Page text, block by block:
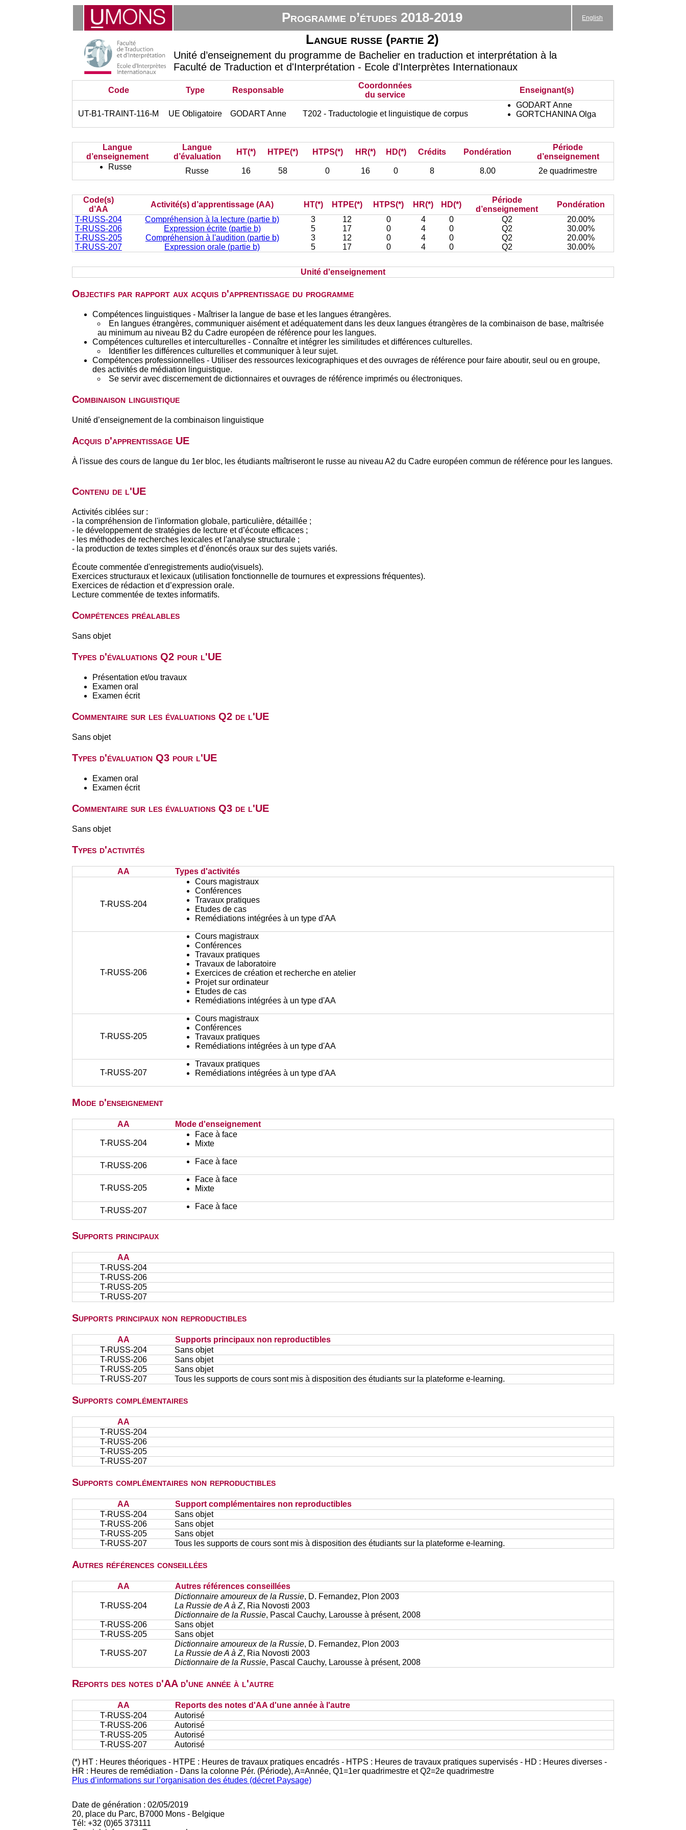
Programme d’études 2018-2019 English
Langue russe (partie 2)
Unité d’enseignement du programme de Bachelier en traduction et interprétation à la
Faculté de Traduction et d'Interprétation - Ecole d'Interprètes Internationaux
Code Type Responsable
Coordonnées
du service
Enseignant(s)
UT-B1-TRAINT-116-M UE Obligatoire GODART Anne T202 - Traductologie et linguistique de corpus
GODART Anne
GORTCHANINA Olga
Langue
d’enseignement
Langue
d’évaluation
HT(*) HTPE(*) HTPS(*) HR(*) HD(*) Crédits Pondération
Période
d’enseignement
Russe
Russe 16 58 0 16 0 8 8.00 2e quadrimestre
Code(s)
d’AA
Activité(s) d’apprentissage (AA) HT(*) HTPE(*) HTPS(*) HR(*) HD(*)
Période
d’enseignement
Pondération
T-RUSS-204
Compréhension à la lecture (partie b) 3 12 0 4 0 Q2
20.00%
T-RUSS-206
Expression écrite (partie b) 5 17 0 4 0 Q2
30.00%
T-RUSS-205
Compréhension à l'audition (partie b) 3 12 0 4 0 Q2
20.00%
T-RUSS-207
Expression orale (partie b) 5 17 0 4 0 Q2 30.00%
Unité d'enseignement
Objectifs par rapport aux acquis d'apprentissage du programme
Compétences linguistiques - Maîtriser la langue de base et les langues étrangères.
En langues étrangères, communiquer aisément et adéquatement dans les deux langues étrangères de la combinaison de base, maîtrisée
au minimum au niveau B2 du Cadre européen de référence pour les langues.
Compétences culturelles et interculturelles - Connaître et intégrer les similitudes et différences culturelles.
Identifier les différences culturelles et communiquer à leur sujet.
Compétences professionnelles - Utiliser des ressources lexicographiques et des ouvrages de référence pour faire aboutir, seul ou en groupe,
des activités de médiation linguistique.
Se servir avec discernement de dictionnaires et ouvrages de référence imprimés ou électroniques.
Combinaison linguistique
Unité d’enseignement de la combinaison linguistique
Acquis d'apprentissage UE
À l'issue des cours de langue du 1er bloc, les étudiants maîtriseront le russe au niveau A2 du Cadre européen commun de référence pour les langues.
Contenu de l'UE
Activités ciblées sur :
- la compréhension de l'information globale, particulière, détaillée ;
- le développement de stratégies de lecture et d’écoute efficaces ;
- les méthodes de recherches lexicales et l'analyse structurale ;
- la production de textes simples et d’énoncés oraux sur des sujets variés.
Écoute commentée d'enregistrements audio(visuels).
Exercices structuraux et lexicaux (utilisation fonctionnelle de tournures et expressions fréquentes).
Exercices de rédaction et d’expression orale.
Lecture commentée de textes informatifs.
Compétences préalables
Sans objet
Types d'évaluations Q2 pour l'UE
Présentation et/ou travaux
Examen oral
Examen écrit
Commentaire sur les évaluations Q2 de l'UE
Sans objet
Types d'évaluation Q3 pour l'UE
Examen oral
Examen écrit
Commentaire sur les évaluations Q3 de l'UE
Sans objet
Types d'activités
AA Types d'activités
T-RUSS-204
Cours magistraux
Conférences
Travaux pratiques
Etudes de cas
Remédiations intégrées à un type d'AA
T-RUSS-206
Cours magistraux
Conférences
Travaux pratiques
Travaux de laboratoire
Exercices de création et recherche en atelier
Projet sur ordinateur
Etudes de cas
Remédiations intégrées à un type d'AA
T-RUSS-205
Cours magistraux
Conférences
Travaux pratiques
Remédiations intégrées à un type d'AA
T-RUSS-207
Travaux pratiques
Remédiations intégrées à un type d'AA
Mode d'enseignement
AA Mode d'enseignement
T-RUSS-204
Face à face
Mixte
T-RUSS-206 Face à face
T-RUSS-205
Face à face
Mixte
T-RUSS-207 Face à face
Supports principaux
AA
T-RUSS-204
T-RUSS-206
T-RUSS-205
T-RUSS-207
Supports principaux non reproductibles
AA
Supports principaux non reproductibles
T-RUSS-204
Sans objet
T-RUSS-206
Sans objet
T-RUSS-205
Sans objet
T-RUSS-207
Tous les supports de cours sont mis à disposition des étudiants sur la plateforme e-learning.
Supports complémentaires
AA
T-RUSS-204
T-RUSS-206
T-RUSS-205
T-RUSS-207
Supports complémentaires non reproductibles
AA
Support complémentaires non reproductibles
T-RUSS-204
Sans objet
T-RUSS-206
Sans objet
T-RUSS-205
Sans objet
T-RUSS-207
Tous les supports de cours sont mis à disposition des étudiants sur la plateforme e-learning.
Autres références conseillées
AA Autres références conseillées
T-RUSS-204
Dictionnaire amoureux de la Russie, D. Fernandez, Plon 2003
La Russie de A à Z, Ria Novosti 2003
Dictionnaire de la Russie, Pascal Cauchy, Larousse à présent, 2008
T-RUSS-206
Sans objet
T-RUSS-205
Sans objet
T-RUSS-207
Dictionnaire amoureux de la Russie, D. Fernandez, Plon 2003
La Russie de A à Z, Ria Novosti 2003
Dictionnaire de la Russie, Pascal Cauchy, Larousse à présent, 2008
Reports des notes d'AA d'une année à l'autre
AA
Reports des notes d'AA d'une année à l'autre
T-RUSS-204
Autorisé
T-RUSS-206
Autorisé
T-RUSS-205
Autorisé
T-RUSS-207
Autorisé
(*) HT : Heures théoriques - HTPE : Heures de travaux pratiques encadrés - HTPS : Heures de travaux pratiques supervisés - HD : Heures diverses -
HR : Heures de remédiation - Dans la colonne Pér. (Période), A=Année, Q1=1er quadrimestre et Q2=2e quadrimestre
Plus d’informations sur l’organisation des études (décret Paysage)
Date de génération : 02/05/2019
20, place du Parc, B7000 Mons - Belgique
Tél: +32 (0)65 373111